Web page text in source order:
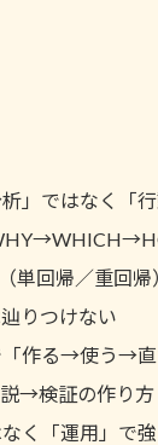
」ではなく「行
単回帰／重回帰
りつけない
「作る→使う→
→検証の作り方
く「運用」で